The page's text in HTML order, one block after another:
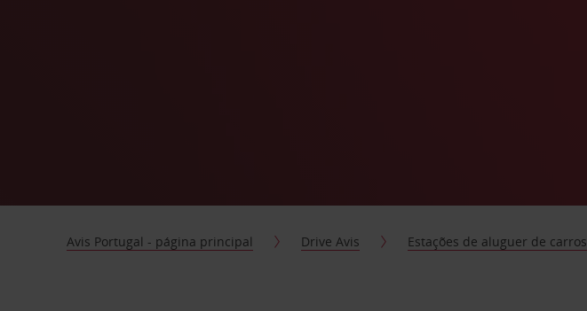
Avis Portugal - página principal Drive Avis Estações de aluguer de carros